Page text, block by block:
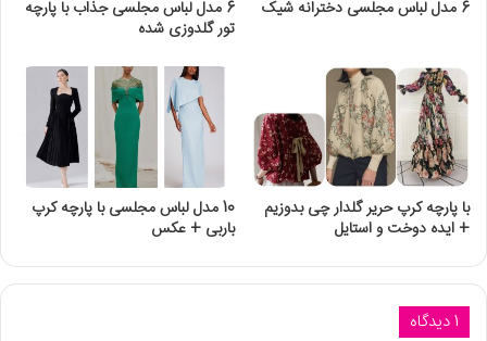
6 مدل لباس مجلسی دخترانه شیک 6 مدل لباس مجلسی جذاب با پارچه
تور گلدوزی شده
با پارچه کرپ حریر گلدار چی بدوزیم
+ ایده دوخت و استایل
10 مدل لباس مجلسی با پارچه کرپ
باربی + عکس
1 دیدگاه